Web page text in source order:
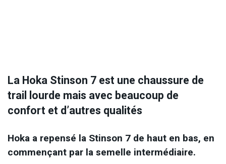
La Hoka Stinson 7 est une chaussure de
trail lourde mais avec beaucoup de
confort et d’autres qualités
Hoka a repensé la Stinson 7 de haut en bas, en
commençant par la semelle intermédiaire.